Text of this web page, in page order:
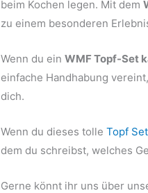
beim Kochen legen. Mit dem
zu einem besonderen
Wenn du einWMF Topf-Set
einfache Handhabung
dich.
Wenn du dieses tolleTopf Set
dem du schreibst, welches
Gerne könnt ihr uns über